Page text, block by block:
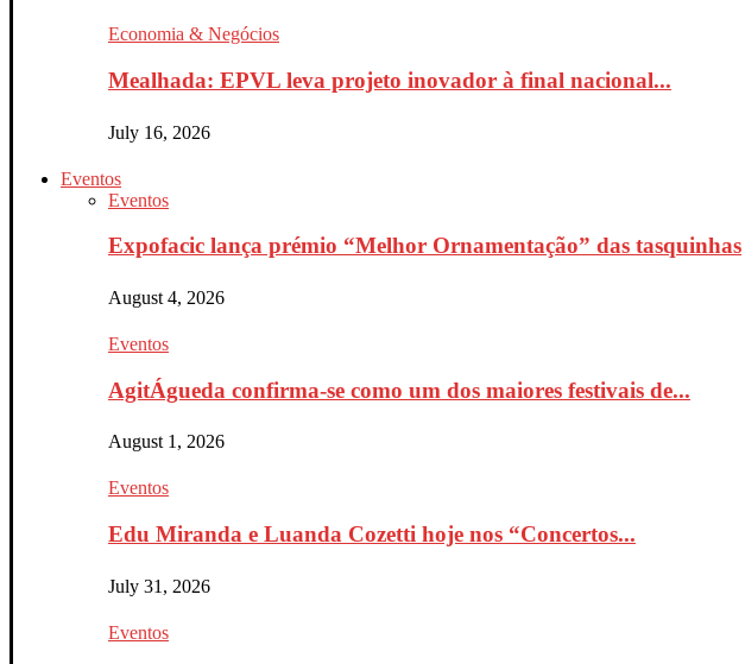
Economia & Negócios
Mealhada: EPVL leva projeto inovador à final nacional...
July 16, 2026
Eventos
Eventos
Expofacic lança prémio “Melhor Ornamentação” das tasquinhas
August 4, 2026
Eventos
AgitÁgueda confirma-se como um dos maiores festivais de...
August 1, 2026
Eventos
Edu Miranda e Luanda Cozetti hoje nos “Concertos...
July 31, 2026
Eventos